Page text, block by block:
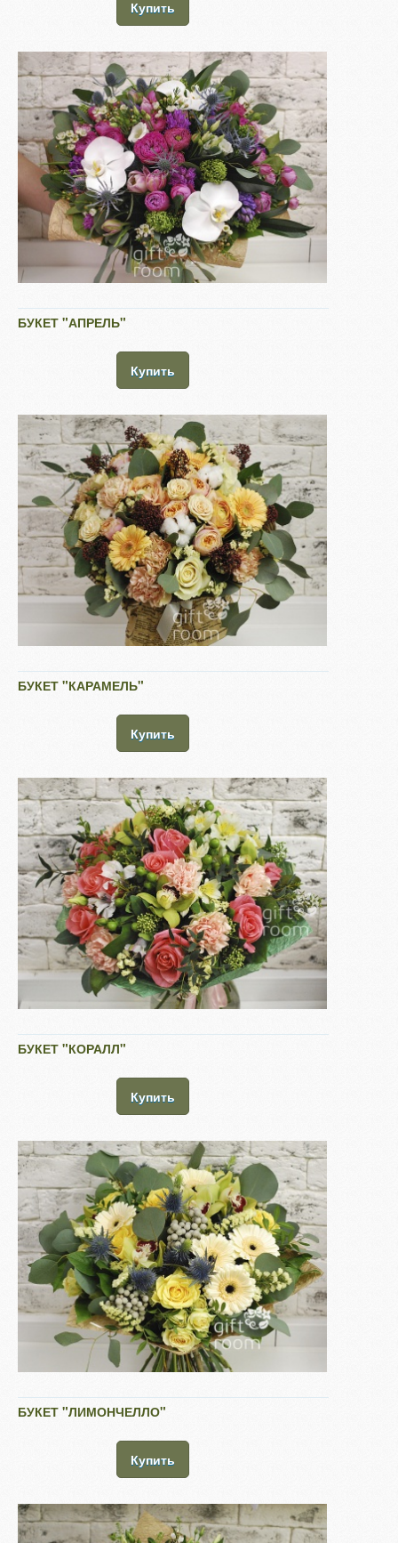
Купить
БУКЕТ "АПРЕЛЬ"
Купить
БУКЕТ "КАРАМЕЛЬ"
Купить
БУКЕТ "КОРАЛЛ"
Купить
БУКЕТ "ЛИМОНЧЕЛЛО"
Купить